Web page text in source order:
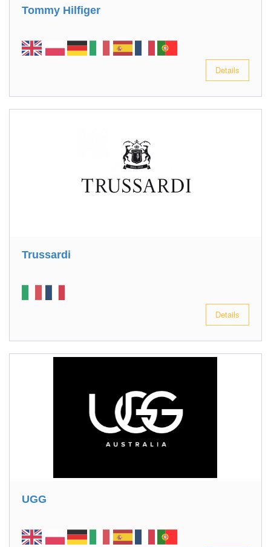
Tommy Hilfiger
Details
Trussardi
Details
UGG